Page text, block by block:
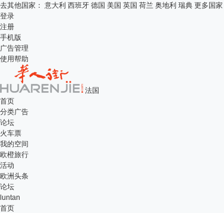
去其他国家： 意大利 西班牙 德国 美国 英国 荷兰 奥地利 瑞典 更多国家
登录
注册
手机版
广告管理
使用帮助
法国
首页
分类广告
论坛
火车票
我的空间
欧橙旅行
活动
欧洲头条
论坛
luntan
首页